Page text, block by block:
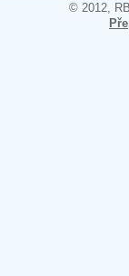
© 2012,